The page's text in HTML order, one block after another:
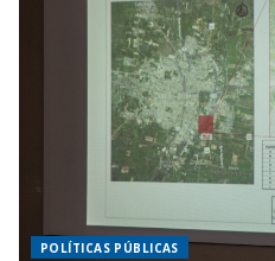
POLÍTICAS PÚBLICAS